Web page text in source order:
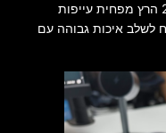
מהירה למגע, בעוד תדר PWM של 2160 הרץ מפחית עייפות
לשלב איכות גבוהה עם